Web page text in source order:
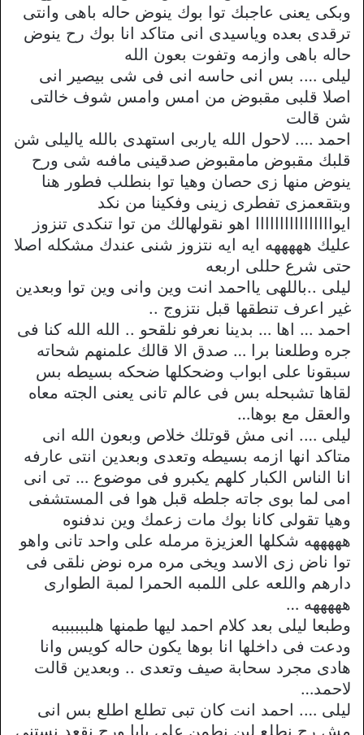
وبكى يعنى عاجبك توا بوك ينوض حاله باهى وانتى
ترقدى بعده وياسيدى انى متاكد انا بوك رح ينوض
حاله باهى وازمه وتفوت بعون الله
ليلى …. بس انى حاسه انى فى شى بيصير انى
اصلا قلبى مقبوض من امس وامس شوف خالتى
شن قالت
احمد …. لاحول الله ياربى استهدى بالله ياليلى شن
قلبك مقبوض مامقبوض صدقينى مافىه شى ورح
ينوض منها زى حصان وهيا توا بنطلب فطور هنا
وبتقعمزى تفطرى زينى وفكينا من نكد
ايواااااااااااااااا اهو نقولهالك من توا تنكدى تنزوز
عليك هههههه ايه ايه نتزوز شنى عندك مشكله اصلا
حتى شرع حللى اربعه
ليلى ..باللهى يااحمد انت وين وانى وين توا وبعدين
غير اعرف تنطقها قبل نتزوج ..
احمد … اها … بدينا نعرفو نلقحو .. الله الله كنا فى
جره وطلعنا برا … صدق الا قالك علمنهم شحاته
سبقونا على ابواب وضحكلها ضحكه بسيطه بس
لقاها تشبحله بس فى عالم تانى يعنى الجته معاه
والعقل مع بوها…
ليلى …. انى مش قوتلك خلاص وبعون الله انى
متاكد انها ازمه بسيطه وتعدى وبعدين انتى عارفه
انا الناس الكبار كلهم يكبرو فى موضوع … تى انى
امى لما بوى جاته جلطه قبل هوا فى المستشفى
وهيا تقولى كانا بوك مات زعمك وين ندفنوه
هههههه شكلها العزيزة مرمله على واحد تانى واهو
توا ناض زى الاسد ويخى مره مره نوض نلقى فى
دارهم واللعه على اللمبه الحمرا لمبة الطوارى
هههههه …
وطبعا ليلى بعد كلام احمد ليها طمنها هلببببببه
ودعت فى داخلها انا بوها يكون حاله كويس وانا
هادى مجرد سحابة صيف وتعدى .. وبعدين قالت
لاحمد…
ليلى …. احمد انت كان تبى تطلع اطلع بس انى
مش رح نطلع لين نطمن على بابا ورح نقعد نستنى